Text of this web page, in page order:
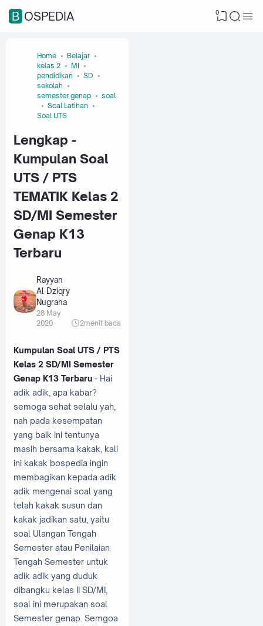
BOSPEDIA 0
Home
Belajar
kelas 2
MI
pendidikan
SD
sekolah
semester genap
soal
Soal Latihan
Soal UTS
Lengkap -
Kumpulan Soal
UTS / PTS
TEMATIK Kelas 2
SD/MI Semester
Genap K13
Terbaru
Rayyan
Al Dziqry
Nugraha
28 May
2020
2menit baca
Kumpulan Soal UTS / PTS
Kelas 2 SD/MI Semester
Genap K13 Terbaru - Hai
adik adik, apa kabar?
semoga sehat selalu yah,
nah pada kesempatan
yang baik ini tentunya
masih bersama kakak, kali
ini kakak bospedia ingin
membagikan kepada adik
adik mengenai soal yang
telah kakak susun dan
kakak jadikan satu, yaitu
soal Ulangan Tengah
Semester atau Penilaian
Tengah Semester untuk
adik adik yang duduk
dibangku kelas II SD/MI,
soal ini merupakan soal
Semester genap. Semgoa